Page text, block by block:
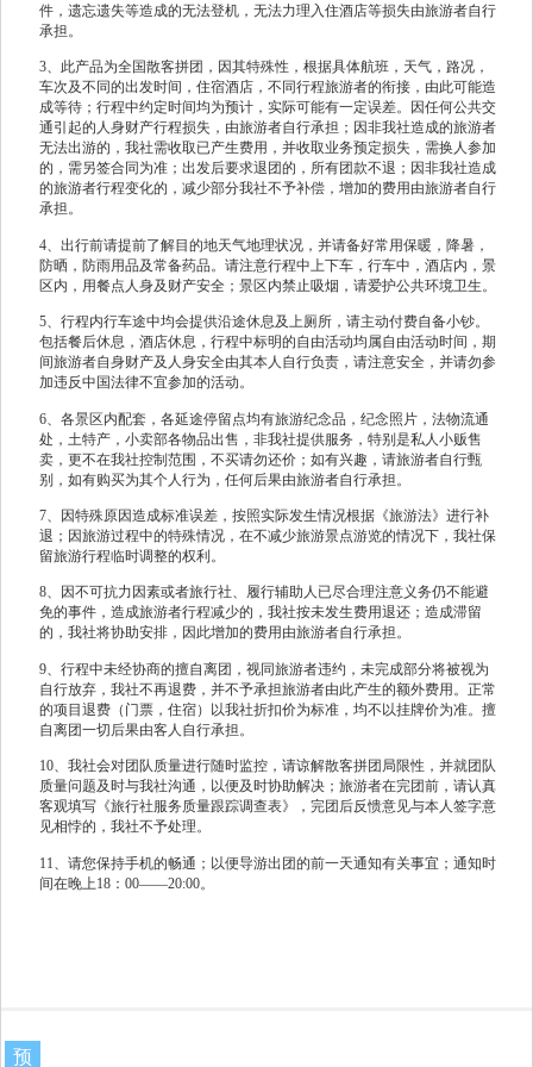
件，遗忘遗失等造成的无法登机，无法力理入住酒店等损失由旅游者自行
承担。
3、此产品为全国散客拼团，因其特殊性，根据具体航班，天气，路况，
车次及不同的出发时间，住宿酒店，不同行程旅游者的衔接，由此可能造
成等待；行程中约定时间均为预计，实际可能有一定误差。因任何公共交
通引起的人身财产行程损失，由旅游者自行承担；因非我社造成的旅游者
无法出游的，我社需收取已产生费用，并收取业务预定损失，需换人参加
的，需另签合同为准；出发后要求退团的，所有团款不退；因非我社造成
的旅游者行程变化的，减少部分我社不予补偿，增加的费用由旅游者自行
承担。
4、出行前请提前了解目的地天气地理状况，并请备好常用保暖，降暑，
防晒，防雨用品及常备药品。请注意行程中上下车，行车中，酒店内，景
区内，用餐点人身及财产安全；景区内禁止吸烟，请爱护公共环境卫生。
5、行程内行车途中均会提供沿途休息及上厕所，请主动付费自备小钞。
包括餐后休息，酒店休息，行程中标明的自由活动均属自由活动时间，期
间旅游者自身财产及人身安全由其本人自行负责，请注意安全，并请勿参
加违反中国法律不宜参加的活动。
6、各景区内配套，各延途停留点均有旅游纪念品，纪念照片，法物流通
处，土特产，小卖部各物品出售，非我社提供服务，特别是私人小贩售
卖，更不在我社控制范围，不买请勿还价；如有兴趣，请旅游者自行甄
别，如有购买为其个人行为，任何后果由旅游者自行承担。
7、因特殊原因造成标准误差，按照实际发生情况根据《旅游法》进行补
退；因旅游过程中的特殊情况，在不减少旅游景点游览的情况下，我社保
留旅游行程临时调整的权利。
8、因不可抗力因素或者旅行社、履行辅助人已尽合理注意义务仍不能避
免的事件，造成旅游者行程减少的，我社按未发生费用退还；造成滞留
的，我社将协助安排，因此增加的费用由旅游者自行承担。
9、行程中未经协商的擅自离团，视同旅游者违约，未完成部分将被视为
自行放弃，我社不再退费，并不予承担旅游者由此产生的额外费用。正常
的项目退费（门票，住宿）以我社折扣价为标准，均不以挂牌价为准。擅
自离团一切后果由客人自行承担。
10、我社会对团队质量进行随时监控，请谅解散客拼团局限性，并就团队
质量问题及时与我社沟通，以便及时协助解决；旅游者在完团前，请认真
客观填写《旅行社服务质量跟踪调查表》，完团后反愦意见与本人签字意
见相悖的，我社不予处理。
11、请您保持手机的畅通；以便导游出团的前一天通知有关事宜；通知时
间在晚上18：00——20:00。
预